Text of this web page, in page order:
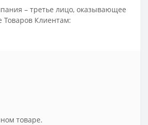
– третье лицо, оказывающее
Товаров Клиентам:
товаре.